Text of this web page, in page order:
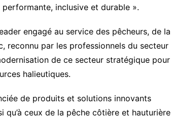
performante, inclusive et durable ».
engagé au service des pêcheurs, de la
reconnu par les professionnels du secteur
de ce secteur stratégique pour
halieutiques.
de produits et solutions innovants
ceux de la pêche côtière et hauturière